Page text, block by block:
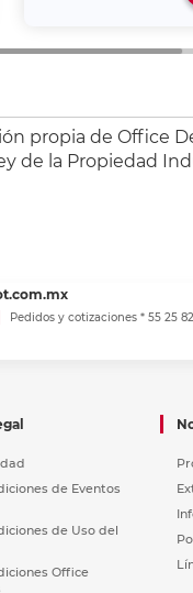
propia de Office
de la Propiedad
Pedidos y cotizaciones * 55 25
de Eventos
de Uso del
Office